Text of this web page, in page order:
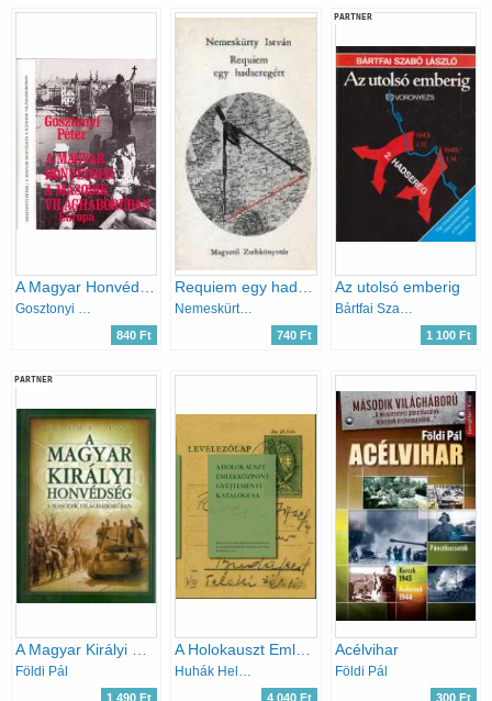
Gosztonyi Péter
840 Ft
Nemeskürty István
740 Ft
PARTNER
Az utolsó emberig
Bártfai Szabó László
1 100 Ft
PARTNER
Földi Pál
1 490 Ft 4 040 Ft
Acélvihar
Földi Pál
300 Ft